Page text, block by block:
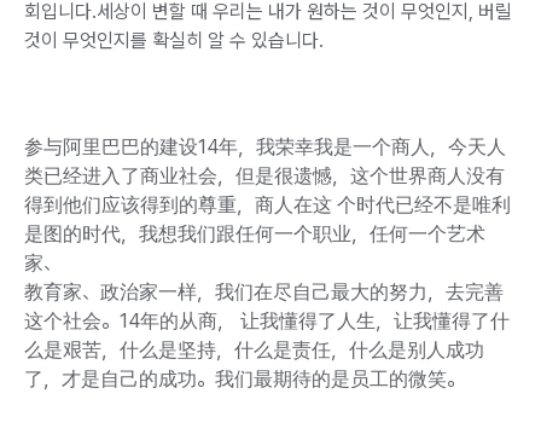
회입니다.세상이 변할 때 우리는 내가 원하는 것이 무엇인지, 버릴
것이 무엇인지를 확실히 알 수 있습니다.
参与阿里巴巴的建设14年，我荣幸我是一个商人，今天人
类已经进入了商业社会，但是很遗憾，这个世界商人没有
得到他们应该得到的尊重，商人在这 个时代已经不是唯利
是图的时代，我想我们跟任何一个职业，任何一个艺术
家、
教育家、政治家一样，我们在尽自己最大的努力，去完善
这个社会。14年的从商， 让我懂得了人生，让我懂得了什
么是艰苦，什么是坚持，什么是责任，什么是别人成功
了，才是自己的成功。我们最期待的是员工的微笑。